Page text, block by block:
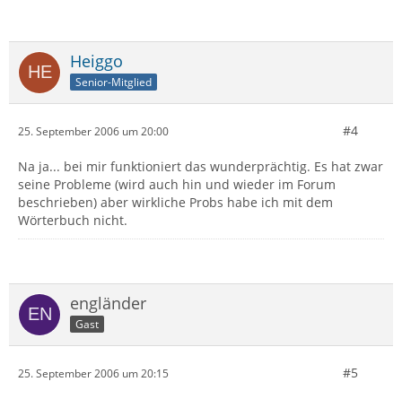
Heiggo
Senior-Mitglied
25. September 2006 um 20:00 #4
Na ja... bei mir funktioniert das wunderprächtig. Es hat zwar
seine Probleme (wird auch hin und wieder im Forum
beschrieben) aber wirkliche Probs habe ich mit dem
Wörterbuch nicht.
engländer
Gast
25. September 2006 um 20:15 #5